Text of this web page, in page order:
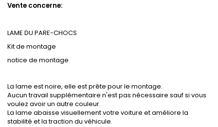
Vente concerne:
LAME DU PARE-CHOCS
Kit de montage
notice de montage
La lame est noire, elle est prête pour le montage.
Aucun travail supplémentaire n'est pas nécessaire sauf si vous
voulez avoir un autre couleur.
La lame abaisse visuellement votre voiture et améliore la
stabilité et la traction du véhicule.